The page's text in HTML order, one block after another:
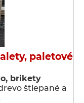
paletové
brikety
štiepané a